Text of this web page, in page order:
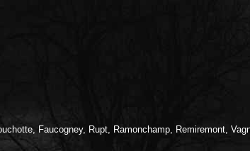
Faucogney, Rupt, Ramonchamp, Remiremont,